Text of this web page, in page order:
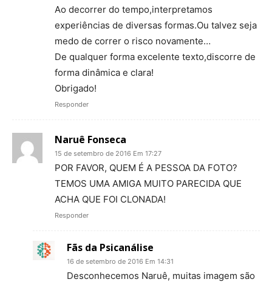
Ao decorrer do tempo,interpretamos
experiências de diversas formas.Ou talvez seja
medo de correr o risco novamente…
De qualquer forma excelente texto,discorre de
forma dinâmica e clara!
Obrigado!
Responder
Naruê Fonseca
15 de setembro de 2016 Em 17:27
POR FAVOR, QUEM É A PESSOA DA FOTO?
TEMOS UMA AMIGA MUITO PARECIDA QUE
ACHA QUE FOI CLONADA!
Responder
Fãs da Psicanálise
16 de setembro de 2016 Em 14:31
Desconhecemos Naruê, muitas imagem são